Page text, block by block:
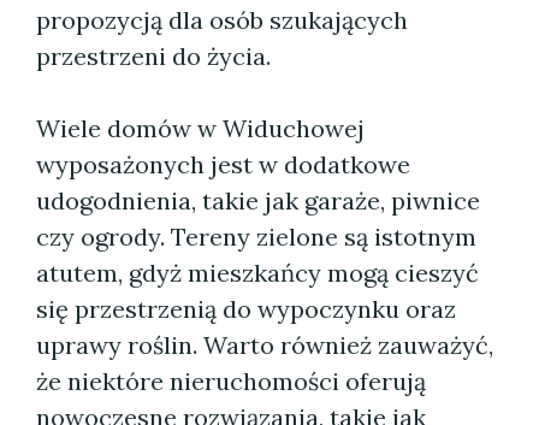
propozycją dla osób szukających
przestrzeni do życia.
Wiele domów w Widuchowej
wyposażonych jest w dodatkowe
udogodnienia, takie jak garaże, piwnice
czy ogrody. Tereny zielone są istotnym
atutem, gdyż mieszkańcy mogą cieszyć
się przestrzenią do wypoczynku oraz
uprawy roślin. Warto również zauważyć,
że niektóre nieruchomości oferują
nowoczesne rozwiązania, takie jak